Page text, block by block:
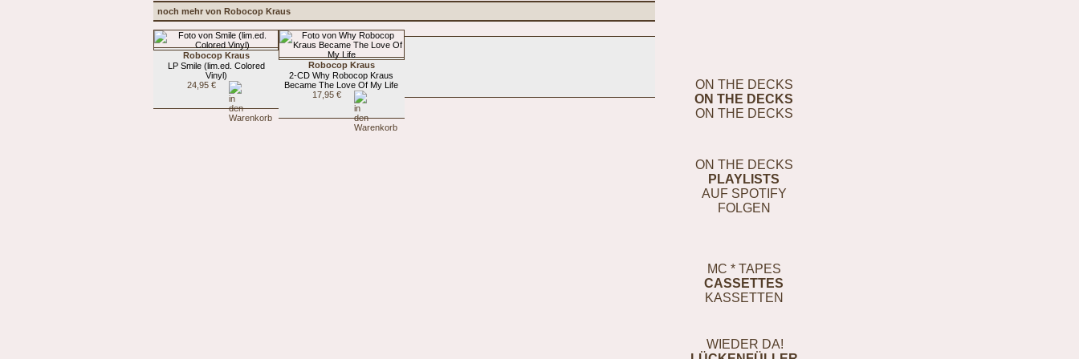
ON THE DECKS
ON THE DECKS
ON THE DECKS
ON THE DECKS
PLAYLISTS
AUF SPOTIFY
FOLGEN
MC * TAPES
CASSETTES
KASSETTEN
WIEDER DA!
noch mehr von Robocop Kraus
Robocop Kraus
LP Smile (lim.ed. Colored
Vinyl)
24,95 €
Robocop Kraus
2-CD Why Robocop Kraus
Became The Love Of My Life
17,95 €